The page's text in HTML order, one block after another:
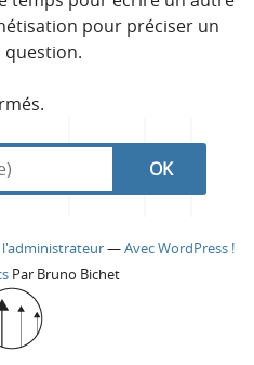
pour préciser un
question.
l'administrateur—Avec WordPress !
Par Bruno Bichet